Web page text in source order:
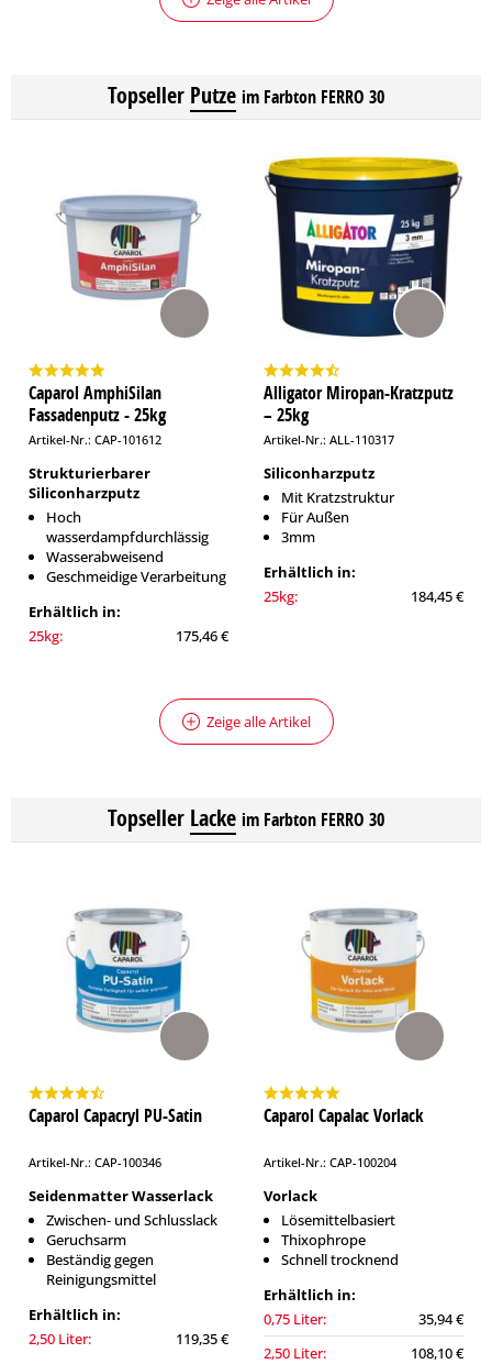
Topseller Putze im Farbton FERRO 30
Caparol AmphiSilan
Fassadenputz - 25kg
Artikel-Nr.: CAP-101612
Strukturierbarer
Siliconharzputz
Hoch
wasserdampfdurchlässig
Wasserabweisend
Geschmeidige Verarbeitung
Erhältlich in:
25kg:
175,46 €
Alligator Miropan-Kratzputz
– 25kg
Artikel-Nr.: ALL-110317
Siliconharzputz
Mit Kratzstruktur
Für Außen
3mm
Erhältlich in:
25kg:
184,45 €
Zeige alle Artikel
Topseller Lacke im Farbton FERRO 30
Caparol Capacryl PU-Satin
Artikel-Nr.: CAP-100346
Seidenmatter Wasserlack
Zwischen- und Schlusslack
Geruchsarm
Beständig gegen
Reinigungsmittel
Erhältlich in:
2,50 Liter:
119,35 €
Caparol Capalac Vorlack
Artikel-Nr.: CAP-100204
Vorlack
Lösemittelbasiert
Thixophrope
Schnell trocknend
Erhältlich in:
0,75 Liter:
35,94 €
2,50 Liter:
108,10 €